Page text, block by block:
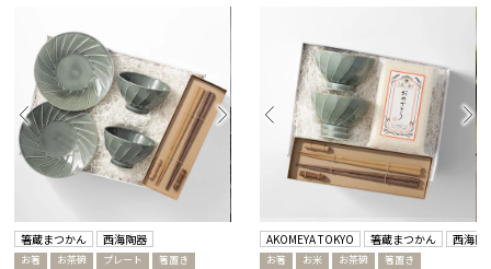
箸蔵まつかん 西海陶器
お箸 お茶碗 プレート 箸置き
AKOMEYA TOKYO 箸蔵まつかん 西海陶
お箸 お米 お茶碗 箸置き